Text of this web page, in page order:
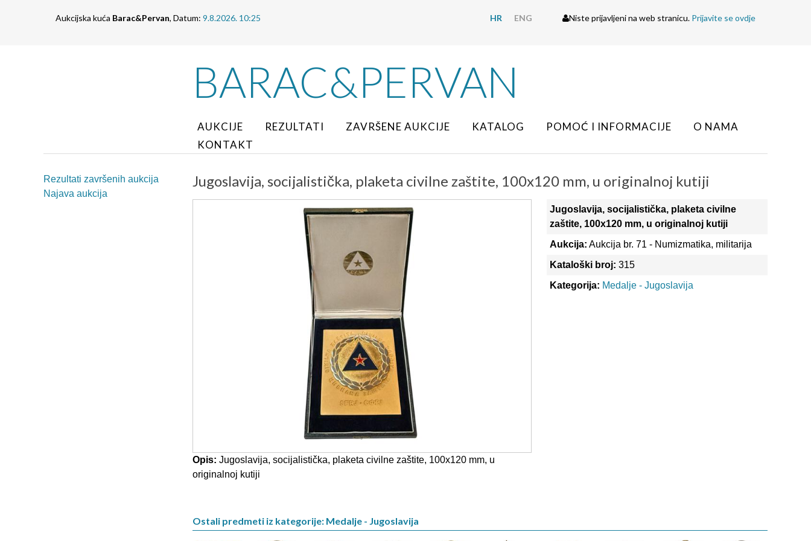
Aukcijska kuća Barac&Pervan, Datum: 9.8.2026. 10:25 HR ENG Niste prijavljeni na web stranicu. Prijavite se ovdje
BARAC&PERVAN
AUKCIJE REZULTATI ZAVRŠENE AUKCIJE KATALOG POMOĆ I INFORMACIJE
O NAMA
KONTAKT
Rezultati završenih aukcija
Najava aukcija
Jugoslavija, socijalistička, plaketa civilne zaštite, 100x120 mm, u originalnoj kutiji
Opis: Jugoslavija, socijalistička, plaketa civilne zaštite, 100x120 mm, u
originalnoj kutiji
Jugoslavija, socijalistička, plaketa civilne
zaštite, 100x120 mm, u originalnoj kutiji
Aukcija: Aukcija br. 71 - Numizmatika, militarija
Kataloški broj: 315
Kategorija: Medalje - Jugoslavija
Ostali predmeti iz kategorije: Medalje - Jugoslavija